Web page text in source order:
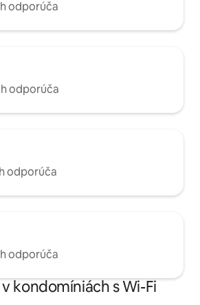
odporúča
odporúča
odporúča
odporúča
kondomíniách s Wi-Fi